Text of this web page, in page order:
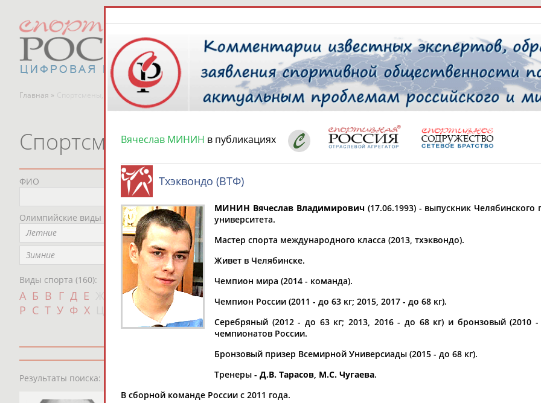
Главная » Спортсмены, тренеры и специалисты ТАБЛО
РЕСУРСНАЯ ПЛОЩАДКА
Спортсмены, тренеры и специалисты
ФИО
Олимпийские виды спорта
Летние
Зимние
Виды спорта (160):
А Б В Г Д Е И К Л М Н О
П
Р С Т У Ф Х Щ Э
* для действующих спортсменов
Место рождения
Дата рождения
с
чч мм год по чч
Результаты поиска:
Вячеслав МИНИН в публикациях
Тхэквондо (ВТФ)
МИНИН Вячеслав Владимирович(17.06.1993) - выпускник Челябинского
университета.
Мастер спорта международного класса (2013, тхэквондо).
Живет в Челябинске.
Чемпион мира (2014 - команда).
Чемпион России (2011 - до 63 кг; 2015, 2017 - до 68 кг).
Серебряный (2012 - до 63 кг; 2013, 2016 - до 68 кг) и бронзовый (2010
чемпионатов России.
Бронзовый призер Всемирной Универсиады (2015 - до 68 кг).
Тренеры - Д.В. Тарасов М.С. Чугаева.
В сборной команде России с 2011 года.